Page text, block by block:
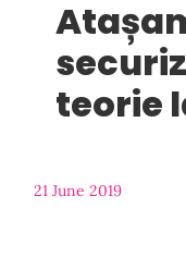
teorie
21 June 2019